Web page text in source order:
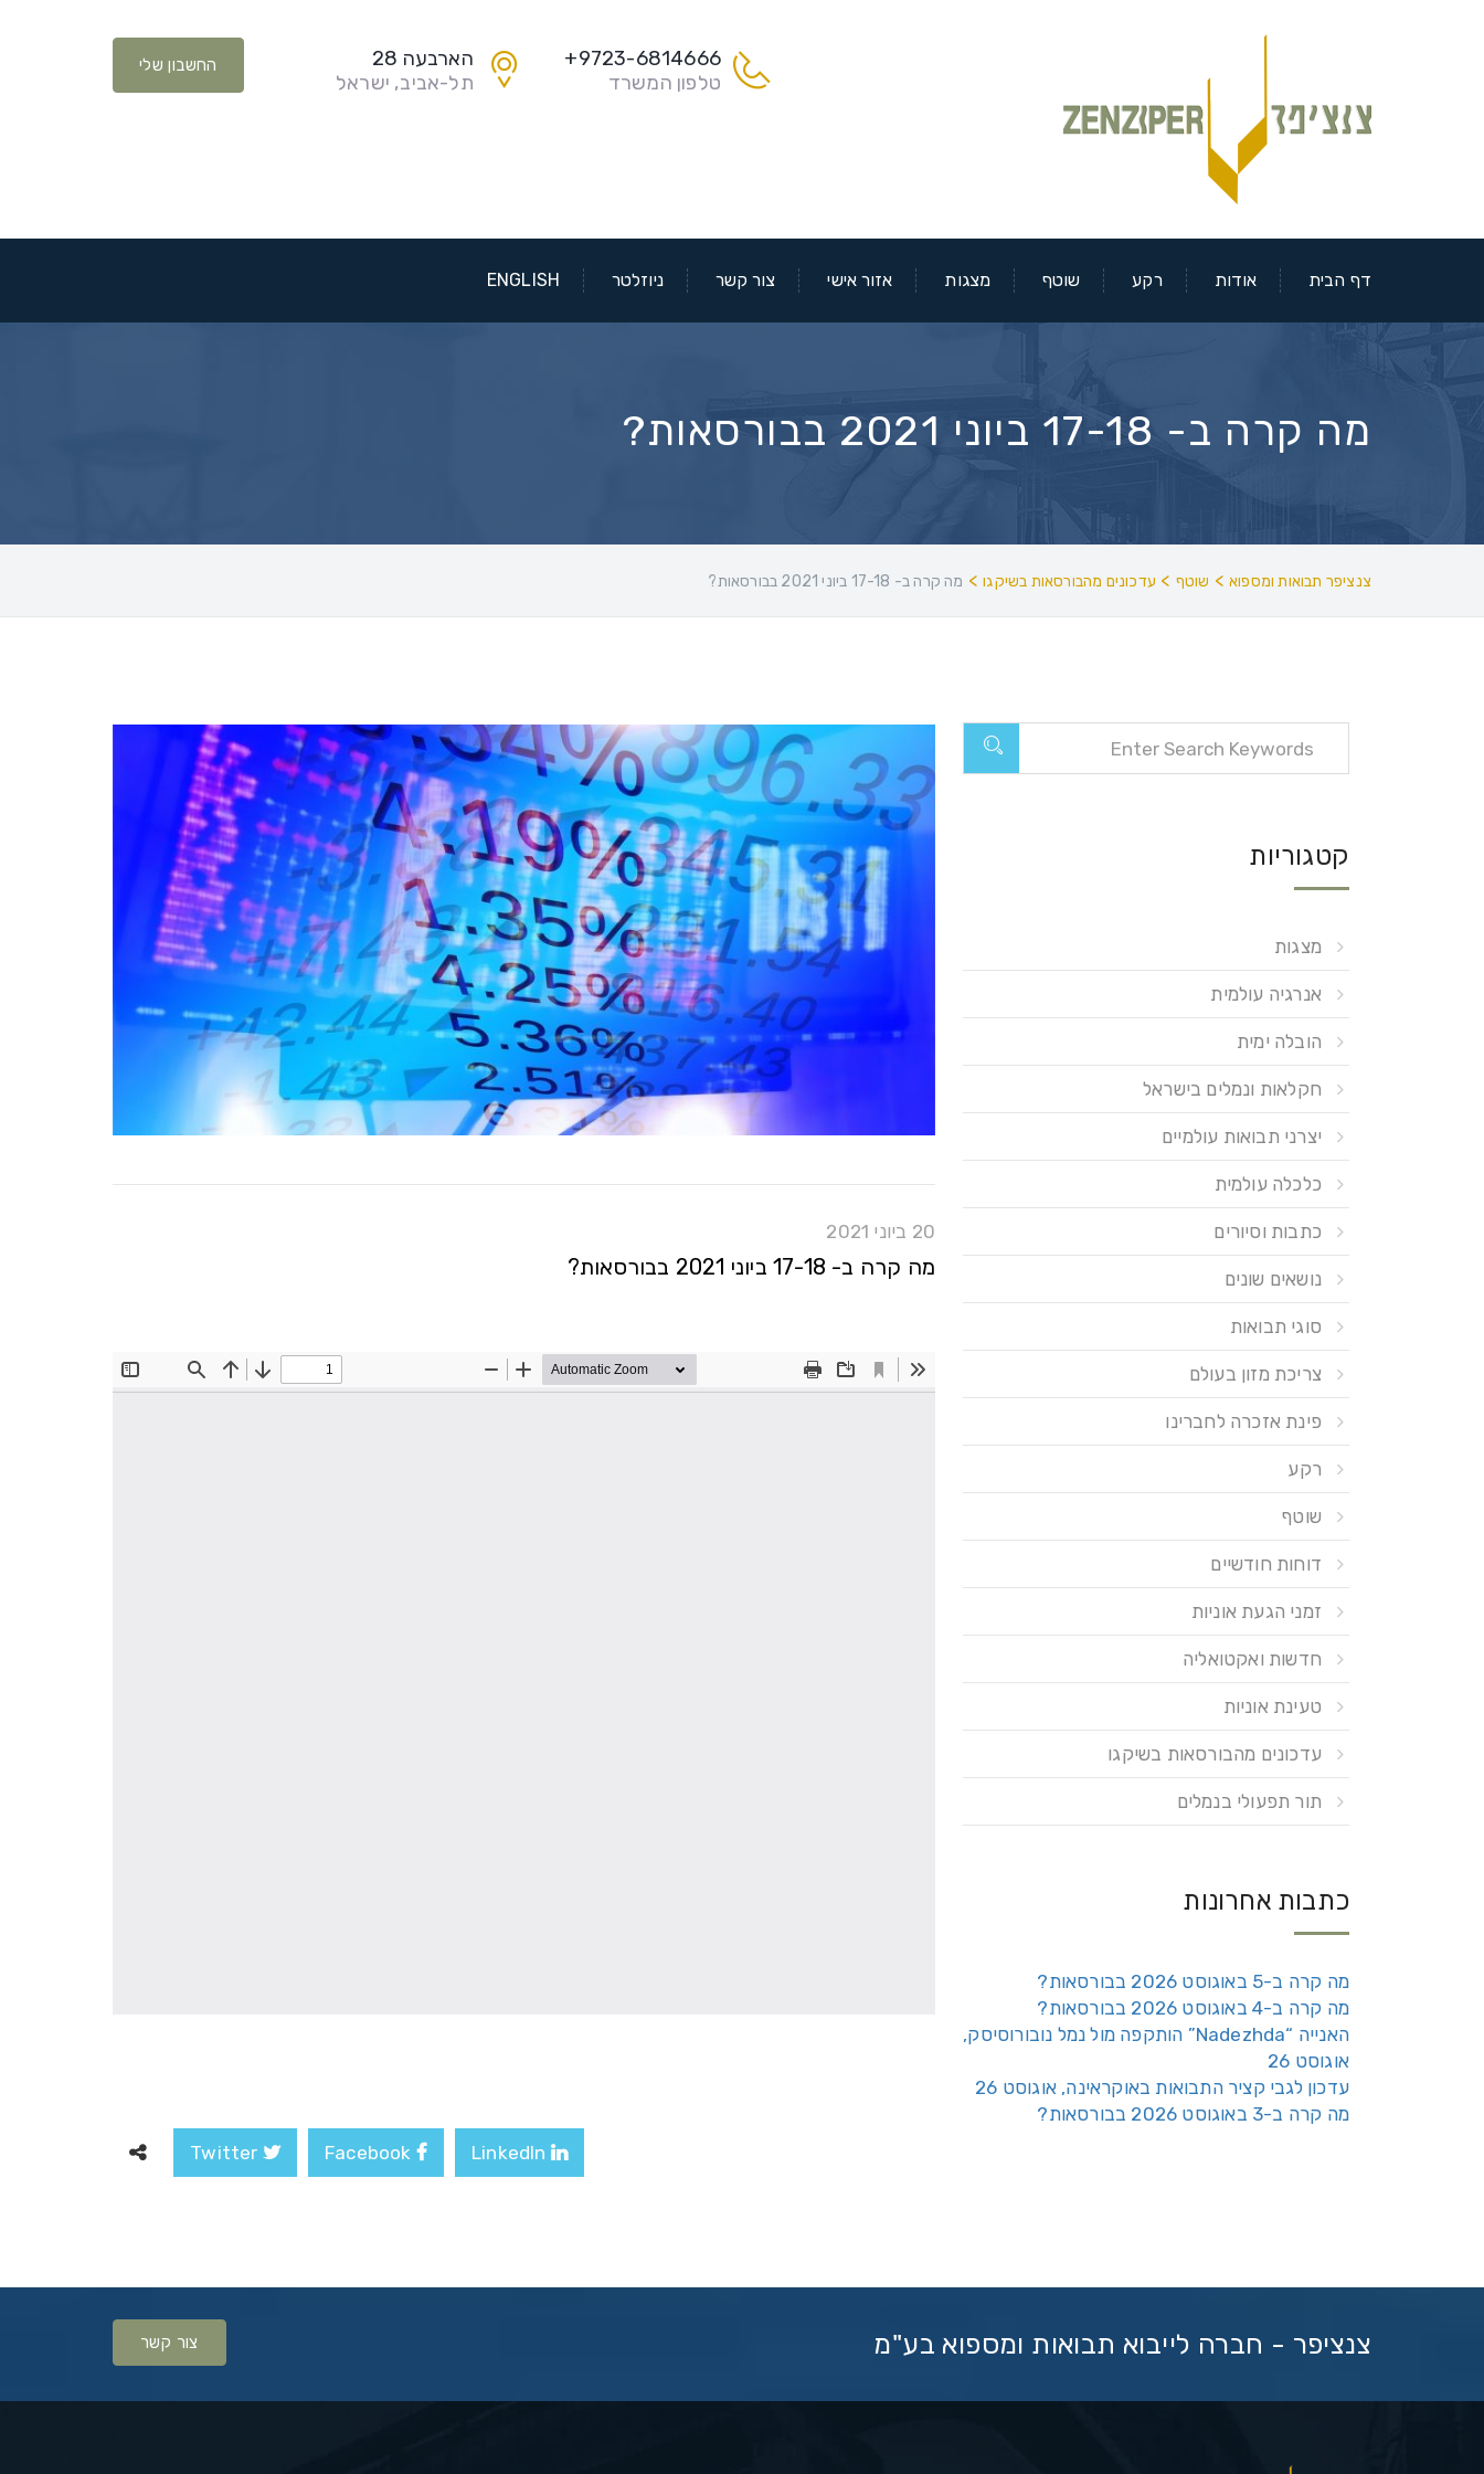
החשבון שלי
9723-6814666+
טלפון המשרד
הארבעה 28
תל-אביב, ישראל
דף הבית אודות רקע שוטף מצגות אזור אישי צור קשר ניוזלטר ENGLISH
מה קרה ב- 17-18 ביוני 2021 בבורסאות?
צנציפר תבואות ומספוא > שוטף > עדכונים מהבורסאות בשיקגו> מה קרה ב- 17-18 ביוני 2021 בבורסאות?
20 ביוני 2021
מה קרה ב- 17-18 ביוני 2021 בבורסאות?
קטגוריות
מצגות
אנרגיה עולמית
הובלה ימית
חקלאות ונמלים בישראל
יצרני תבואות עולמיים
כלכלה עולמית
כתבות וסיורים
נושאים שונים
סוגי תבואות
צריכת מזון בעולם
פינת אזכרה לחברינו
רקע
שוטף
דוחות חודשיים
זמני הגעת אוניות
חדשות ואקטואליה
טעינת אוניות
עדכונים מהבורסאות בשיקגו
תור תפעולי בנמלים
כתבות אחרונות
מה קרה ב-5 באוגוסט 2026 בבורסאות?
מה קרה ב-4 באוגוסט 2026 בבורסאות?
האנייה “Nadezhda” הותקפה מול נמל נובורוסיסק,
אוגוסט 26
עדכון לגבי קציר התבואות באוקראינה, אוגוסט 26
מה קרה ב-3 באוגוסט 2026 בבורסאות?
צנציפר - חברה לייבוא תבואות ומספוא בע"מ צור קשר